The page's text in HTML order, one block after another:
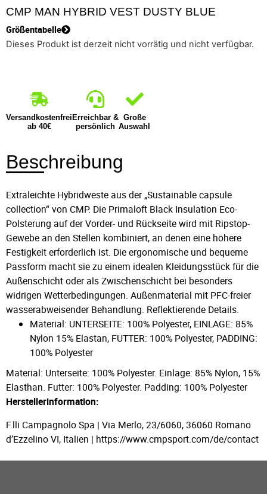
CMP MAN HYBRID VEST DUSTY BLUE
Größentabelle
Dieses Produkt ist derzeit nicht vorrätig und nicht verfügbar.
Versandkostenfrei
ab 40€
Erreichbar &
persönlich
Große
Auswahl
Beschreibung
Extraleichte Hybridweste aus der „Sustainable capsule
collection“ von CMP. Die Primaloft Black Insulation Eco-
Polsterung auf der Vorder- und Rückseite wird mit Ripstop-
Gewebe an den Stellen kombiniert, an denen eine höhere
Festigkeit erforderlich ist. Die ergonomische und bequeme
Passform macht sie zu einem idealen Kleidungsstück für die
Außenschicht oder als Zwischenschicht bei besonders
widrigen Wetterbedingungen. Außenmaterial mit PFC-freier
wasserabweisender Behandlung. Reflektierende Details.
Material: UNTERSEITE: 100% Polyester, EINLAGE: 85%
Nylon 15% Elastan, FUTTER: 100% Polyester, PADDING:
100% Polyester
Material: Unterseite: 100% Polyester. Einlage: 85% Nylon, 15%
Elasthan. Futter: 100% Polyester. Padding: 100% Polyester
Herstellerinformation:
F.lli Campagnolo Spa | Via Merlo, 23/6060, 36060 Romano
d’Ezzelino VI, Italien | https://www.cmpsport.com/de/contact